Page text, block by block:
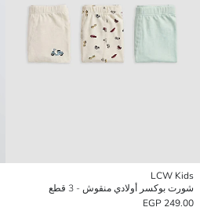
LCW Kids
شورت بوكسر أولادي منقوش - 3 قطع
249.00 EGP